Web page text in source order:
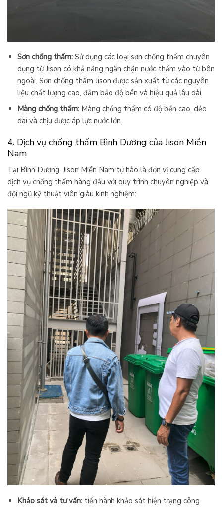
Sơn chống thấm:Sử dụng các loại sơn chống thấm chuyên
dụng từ Jison có khả năng ngăn chặn nước thấm vào từ bên
ngoài. Sơn chống thấm Jison được sản xuất từ các nguyên
liệu chất lượng cao, đảm bảo độ bền và hiệu quả lâu dài.
Màng chống thấm:Màng chống thấm có độ bền cao, dẻo
dai và chịu được áp lực nước lớn.
4. Dịch vụ chống thấm Bình Dương của Jison Miền
Nam
Tại Bình Dương, Jison Miền Nam tự hào là đơn vị cung cấp
dịch vụ chống thấm hàng đầu với quy trình chuyên nghiệp và
đội ngũ kỹ thuật viên giàu kinh nghiệm:
Khảo sát và tư vấn:tiến hành khảo sát hiện trạng công